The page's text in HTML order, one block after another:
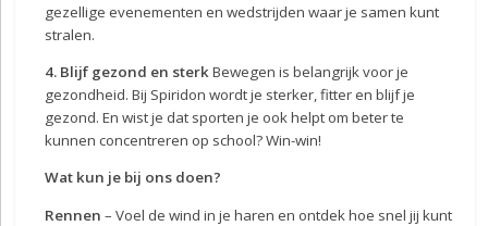
gezellige evenementen en wedstrijden waar je samen kunt
stralen.
4. Blijf gezond en sterkBewegen is belangrijk voor je
gezondheid. Bij Spiridon wordt je sterker, fitter en blijf je
gezond. En wist je dat sporten je ook helpt om beter te
kunnen concentreren op school? Win-win!
Wat kun je bij ons doen?
Rennen – Voel de wind in je haren en ontdek hoe snel jij kunt